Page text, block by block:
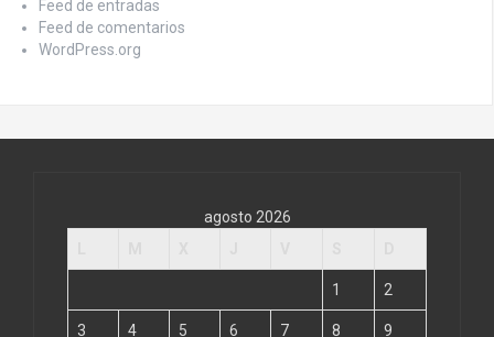
Feed de entradas
Feed de comentarios
WordPress.org
agosto 2026
1 2
3 4 5 6 7 8 9